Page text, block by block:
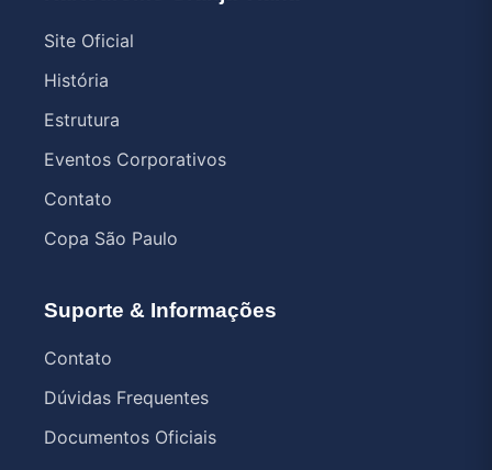
Site Oficial
História
Estrutura
Eventos Corporativos
Contato
Copa São Paulo
Suporte & Informações
Contato
Dúvidas Frequentes
Documentos Oficiais